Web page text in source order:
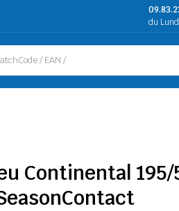
du
Continental 195/